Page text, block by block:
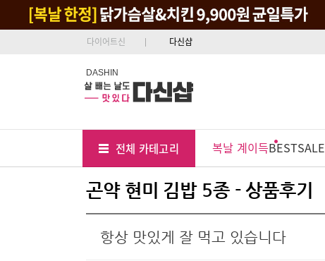
다이어트신 다신샵
DASHIN
전체 카테고리 복날 계이득BESTSALE
곤약 현미 김밥 5종 - 상품후기
항상 맛있게 잘 먹고 있습니다